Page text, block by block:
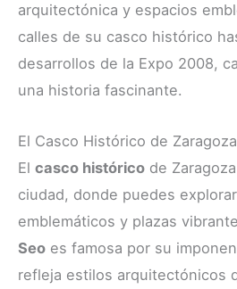
arquitectónica y espacios
calles de su casco histórico
desarrollos de la Expo 2008,
una historia fascinante.
El Casco Histórico de Zaragoza
El casco histórico de
ciudad, donde puedes
emblemáticos y plazas
Seo es famosa por su
refleja estilos arquitectónicos